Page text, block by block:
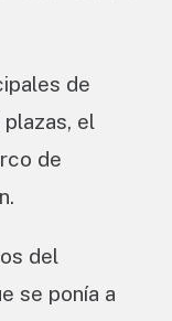
de
el
de
del
se ponía a